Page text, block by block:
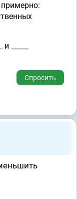
_____
Спросить